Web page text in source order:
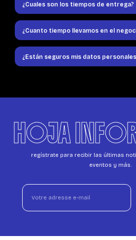
¿Cuales son los tiempos de entrega?
¿Cuanto tiempo llevamos en el
¿Están seguros mis datos
HOJA
regístrate para recibir las últimas
eventos y más.